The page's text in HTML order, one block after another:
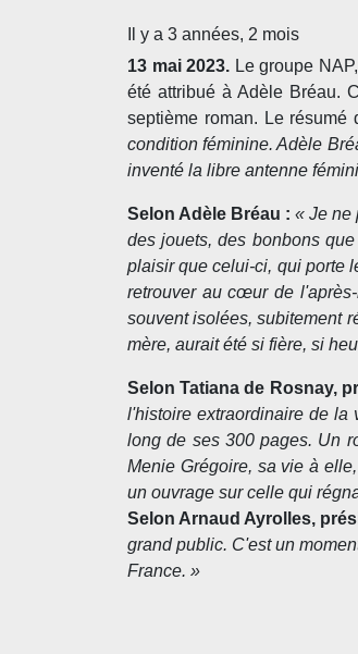
Il y a 3 années, 2 mois
13 mai 2023. Le groupe
été attribué à Adèle Bréau.
septième roman. Le
condition féminine. Adèle
inventé la libre antenne
Selon Adèle Bréau :« Je ne
des jouets, des bonbons
plaisir que celui-ci, qui porte
retrouver au cœur de
souvent isolées, subitement
mère, aurait été si fière, si
Selon Tatiana de Rosnay,
l'histoire extraordinaire de la
long de ses 300 pages. Un
Menie Grégoire, sa vie à
un ouvrage sur celle qui
Selon Arnaud Ayrolles,
grand public. C'est un
France. »